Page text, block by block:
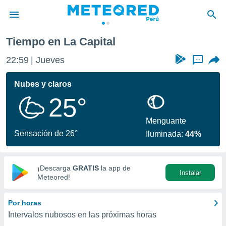
de
ha sido
calidad.
a este
las
y
digital
basada
Tiempo en La Capital
22:59 Jueves ...
Nubes y claros
25°
Sensación de 26°
Menguante
Iluminada:44%
¡Descarga GRATIS la app de
Meteored!
Instalar
Por horas
Intervalos nubosos en las próximas horas